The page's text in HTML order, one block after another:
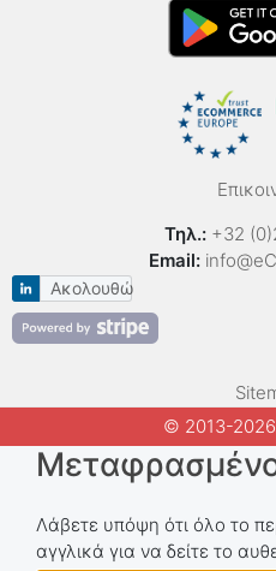
Τηλ.: +32
Email:
Ακολουθώ
© 2013-2026
Λάβετε υπόψη ότι όλο το
αγγλικά για να δείτε το